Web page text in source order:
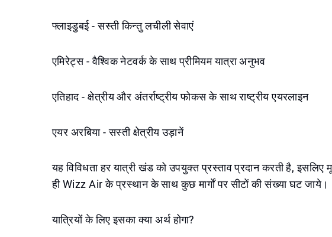
फ्लाइडुबई - सस्ती किन्तु लचीली सेवाएं
एमिरेट्स - वैश्विक नेटवर्क के साथ प्रीमियम यात्रा अनुभव
एतिहाद - क्षेत्रीय और अंतर्राष्ट्रीय फोकस के साथ राष्ट्रीय एयरलाइन
एयर अरबिया - सस्ती क्षेत्रीय उड़ानें
यह विविधता हर यात्री खंड को उपयुक्त प्रस्ताव प्रदान करती है, इसलिए
ही Wizz Air के प्रस्थान के साथ कुछ मार्गों पर सीटों की संख्या घट जाये।
यात्रियों के लिए इसका क्या अर्थ होगा?